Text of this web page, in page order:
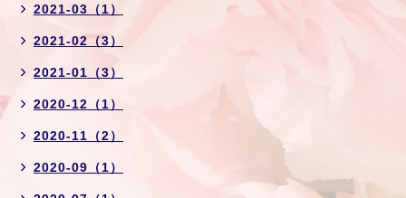
2021-03（1）
2021-02（3）
2021-01（3）
2020-12（1）
2020-11（2）
2020-09（1）